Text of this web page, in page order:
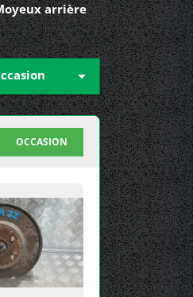
arrière

OCCASION